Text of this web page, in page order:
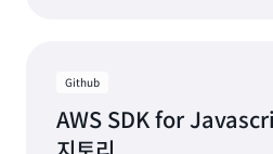
Github
AWS SDK for